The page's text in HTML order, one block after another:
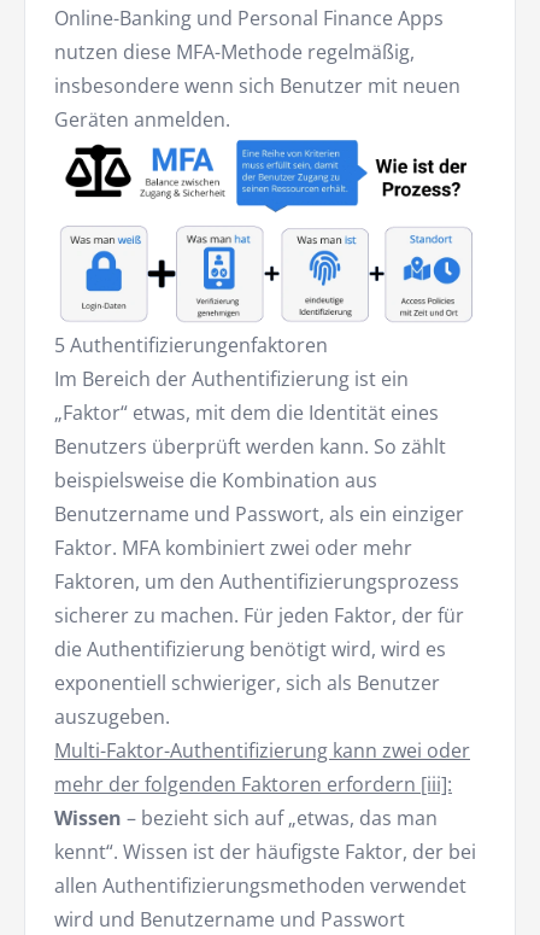
Online-Banking und Personal Finance Apps
nutzen diese MFA-Methode regelmäßig,
insbesondere wenn sich Benutzer mit neuen
Geräten anmelden.
5 Authentifizierungenfaktoren
Im Bereich der Authentifizierung ist ein
„Faktor“ etwas, mit dem die Identität eines
Benutzers überprüft werden kann. So zählt
beispielsweise die Kombination aus
Benutzername und Passwort, als ein einziger
Faktor. MFA kombiniert zwei oder mehr
Faktoren, um den Authentifizierungsprozess
sicherer zu machen. Für jeden Faktor, der für
die Authentifizierung benötigt wird, wird es
exponentiell schwieriger, sich als Benutzer
auszugeben.
Multi-Faktor-Authentifizierung kann zwei oder
mehr der folgenden Faktoren erfordern [iii]:
Wissen – bezieht sich auf „etwas, das man
kennt“. Wissen ist der häufigste Faktor, der bei
allen Authentifizierungsmethoden verwendet
wird und Benutzername und Passwort